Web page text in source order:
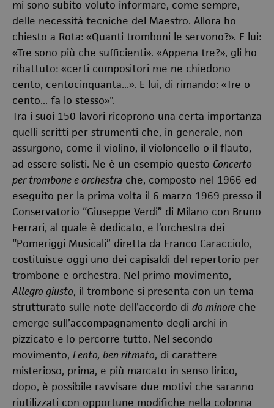
mi sono subito voluto informare, come sempre,
delle necessità tecniche del Maestro. Allora ho
chiesto a Rota: «Quanti tromboni le servono?». E lui:
«Tre sono più che sufficienti». «Appena tre?», gli ho
ribattuto: «certi compositori me ne chiedono
cento, centocinquanta...». E lui, di rimando: «Tre o
cento... fa lo stesso»".
Tra i suoi 150 lavori ricoprono una certa importanza
quelli scritti per strumenti che, in generale, non
assurgono, come il violino, il violoncello o il flauto,
ad essere solisti. Ne è un esempio questo Concerto
per trombone e orchestra che, composto nel 1966 ed
eseguito per la prima volta il 6 marzo 1969 presso il
Conservatorio “Giuseppe Verdi” di Milano con Bruno
Ferrari, al quale è dedicato, e l’orchestra dei
“Pomeriggi Musicali” diretta da Franco Caracciolo,
costituisce oggi uno dei capisaldi del repertorio per
trombone e orchestra. Nel primo movimento,
Allegro giusto, il trombone si presenta con un tema
strutturato sulle note dell’accordo di do minore che
emerge sull’accompagnamento degli archi in
pizzicato e lo percorre tutto. Nel secondo
movimento, Lento, ben ritmato, di carattere
misterioso, prima, e più marcato in senso lirico,
dopo, è possibile ravvisare due motivi che saranno
riutilizzati con opportune modifiche nella colonna